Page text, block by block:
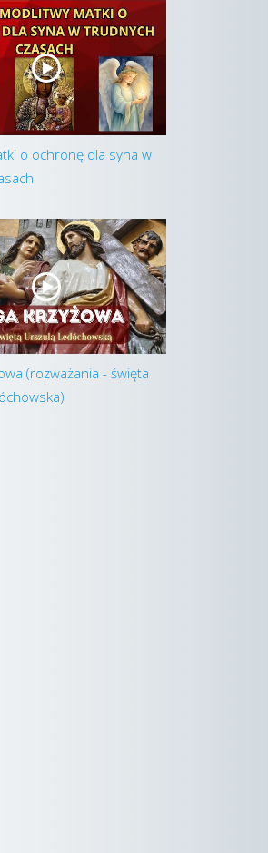
o ochronę dla syna w
(rozważania - święta